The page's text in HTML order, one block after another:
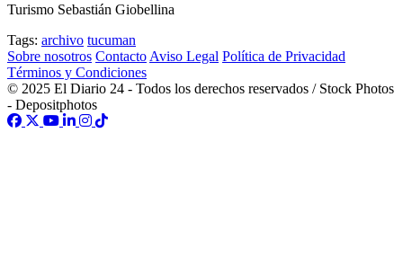
Turismo Sebastián Giobellina
Tags: archivo tucuman
Sobre nosotros Contacto Aviso Legal Política de Privacidad
Términos y Condiciones
© 2025 El Diario 24 - Todos los derechos reservados / Stock Photos
- Depositphotos